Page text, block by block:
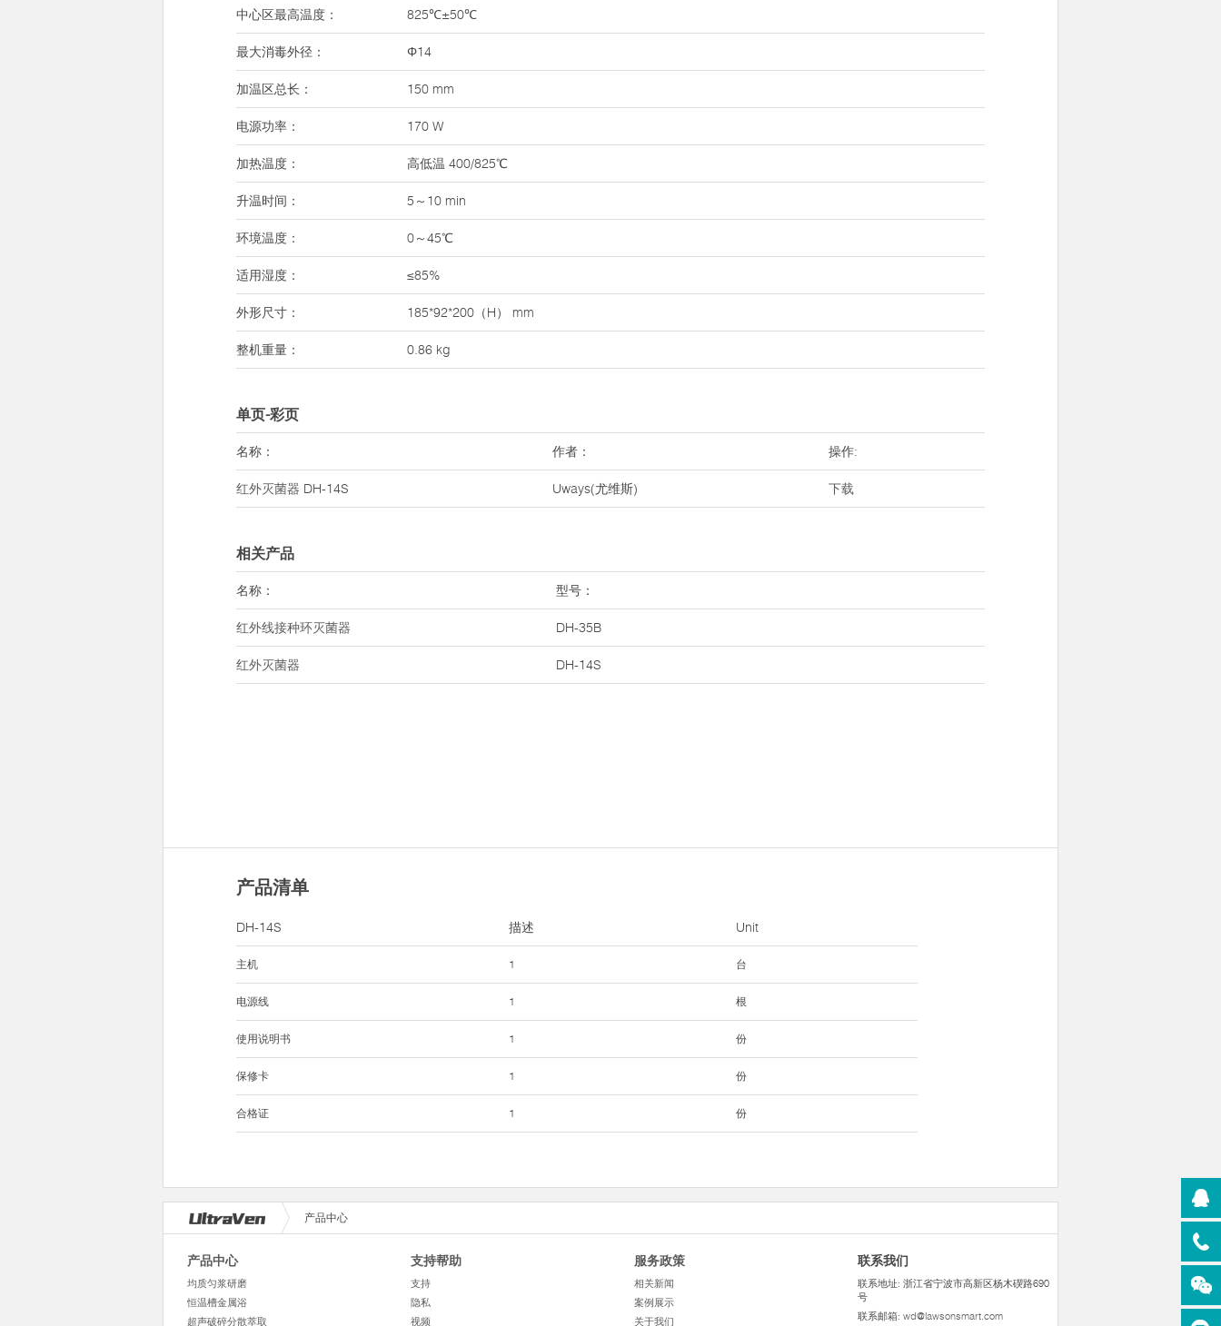
中心区最高温度： 825℃±50℃
最大消毒外径： Φ14
加温区总长： 150 mm
电源功率： 170 W
加热温度： 高低温 400/825℃
升温时间： 5～10 min
环境温度： 0～45℃
适用湿度： ≤85%
外形尺寸： 185*92*200（H） mm
整机重量： 0.86 kg
单页-彩页
名称： 作者： 操作:
红外灭菌器 DH-14S Uways(尤维斯) 下载
相关产品
名称： 型号：
红外线接种环灭菌器 DH-35B
红外灭菌器 DH-14S
产品清单
DH-14S Unit
主机 台
电源线 根
使用说明书 份
保修卡 份
合格证 份
描述
1
1
1
1
1
产品中心
产品中心
均质匀浆研磨
恒温槽金属浴
超声破碎分散萃取
支持帮助
支持
隐私
视频
服务政策
相关新闻
案例展示
关于我们
联系我们
联系地址: 浙江省宁波市高新区杨木碶路690
号
联系邮箱: wd@lawsonsmart.com